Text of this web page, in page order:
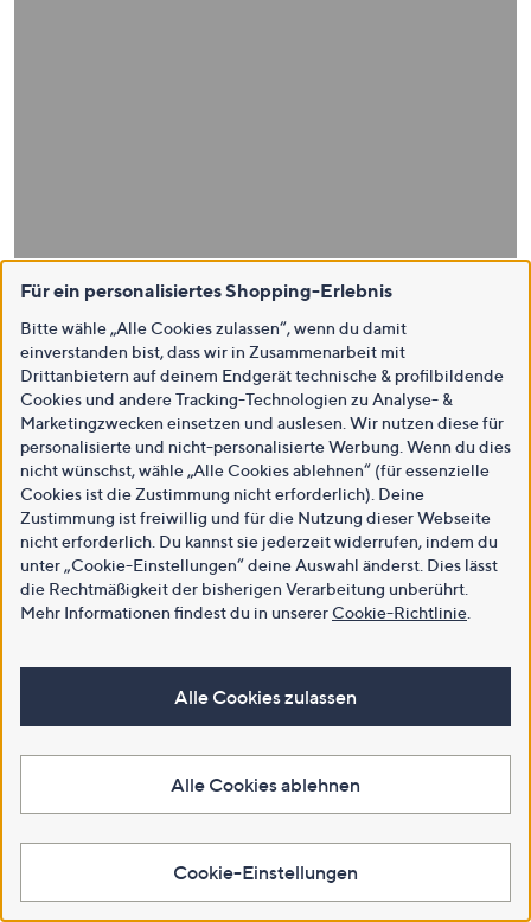
Für ein personalisiertes Shopping-Erlebnis
Bitte wähle „Alle Cookies zulassen“, wenn du damit
einverstanden bist, dass wir in Zusammenarbeit mit
Drittanbietern auf deinem Endgerät technische & profilbildende
Cookies und andere Tracking-Technologien zu Analyse- &
Marketingzwecken einsetzen und auslesen. Wir nutzen diese für
personalisierte und nicht-personalisierte Werbung. Wenn du dies
nicht wünschst, wähle „Alle Cookies ablehnen“ (für essenzielle
Cookies ist die Zustimmung nicht erforderlich). Deine
Zustimmung ist freiwillig und für die Nutzung dieser Webseite
nicht erforderlich. Du kannst sie jederzeit widerrufen, indem du
unter „Cookie-Einstellungen“ deine Auswahl änderst. Dies lässt
die Rechtmäßigkeit der bisherigen Verarbeitung unberührt.
Mehr Informationen findest du in unsererCookie-Richtlinie
Alle Cookies zulassen
Alle Cookies ablehnen
Cookie-Einstellungen